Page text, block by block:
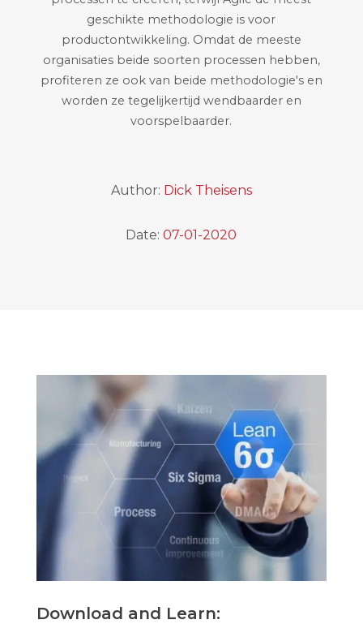
geschikte methodologie is voor
productontwikkeling. Omdat de meeste
organisaties beide soorten processen hebben,
profiteren ze ook van beide methodologie's en
worden ze tegelijkertijd wendbaarder en
voorspelbaarder.
Author: Dick Theisens
Date:07-01-2020
Download and Learn: